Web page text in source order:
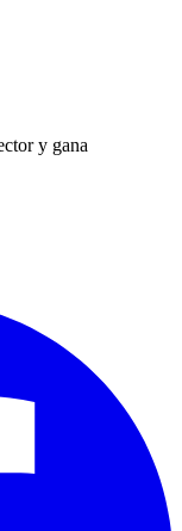
y gana